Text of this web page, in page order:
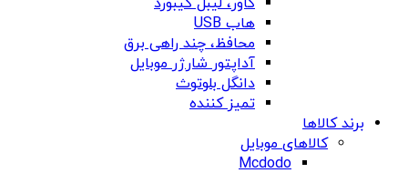
هاب USB
محافظ، چند راهی برق
آداپتور شارژر موبایل
دانگل بلوتوث
تمیز کننده
برند کالاها
کالاهای موبایل
Mcdodo